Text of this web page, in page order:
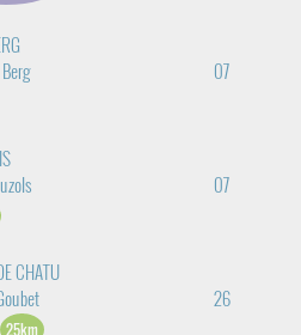
07
07
CHATU
26
25km